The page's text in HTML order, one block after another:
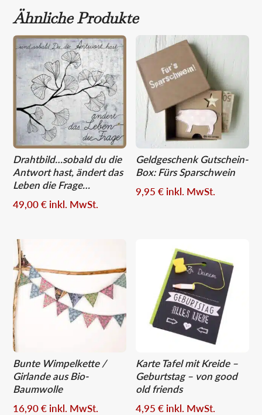
Ähnliche Produkte
Drahtbild…sobald du die
Antwort hast, ändert das
Leben die Frage…
49,00€ inkl. MwSt.
Geldgeschenk Gutschein-
Box: Fürs Sparschwein
9,95€ inkl. MwSt.
Bunte Wimpelkette /
Girlande aus Bio-
Baumwolle
16,90€ inkl. MwSt.
Karte Tafel mit Kreide –
Geburtstag – von good
old friends
4,95€ inkl. MwSt.